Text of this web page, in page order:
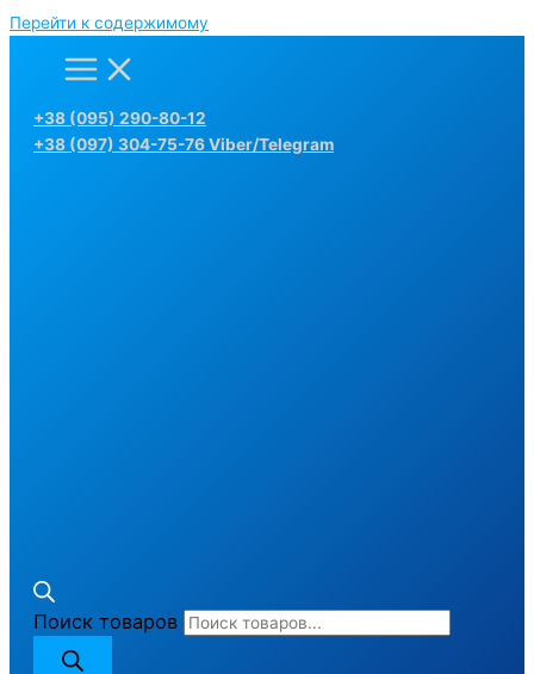
Перейти к содержимому
+38 (095) 290-80-12
+38 (097) 304-75-76 Viber/Telegram
Поиск товаров